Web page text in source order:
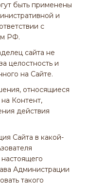
быть применены
и
с
РФ.
сайта не
целостность и
на Сайте.
относящиеся
Контент,
действия
Сайта в какой-
Администрации
такого